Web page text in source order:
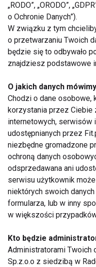
Nie
świata FIT!
„RODO”, „ORODO”,
o Ochronie Danych”).
W związku z tym
o przetwarzaniu Twoich
będzie się to odbywało
znajdziesz podstawowe
O jakich danych
Chodzi o dane osobowe,
korzystania przez Ciebie
internetowych, serwisów
udostępnianych przez
niezbędne gromadzone
ochroną danych
odsprzedawana ani
serwisu użytkownik
niektórych swoich
formularza, lub w inny
w większości
Kto będzie
Administratorami Twoich
Sp.z.o.o z siedzibą w